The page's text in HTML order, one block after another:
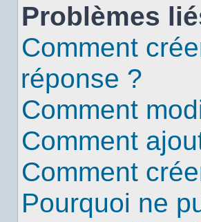
Problèmes
Comment
réponse ?
Comment
Comment
Comment
Pourquoi ne